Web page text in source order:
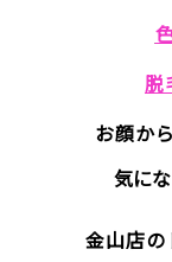
脱
お顔か
気に
金山店の